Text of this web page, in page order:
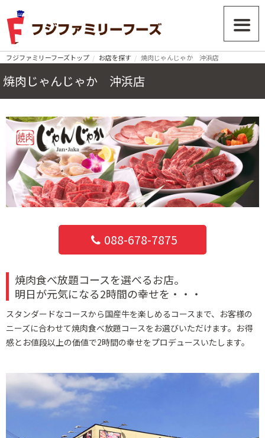
フジファミリーフーズトップ お店を探す 焼肉じゃんじゃか 沖浜店
焼肉じゃんじゃか 沖浜店
088-678-7875
焼肉食べ放題コースを選べるお店。
明日が元気になる2時間の幸せを・・・
スタンダードなコースから国産牛を楽しめるコースまで、お客様の
ニーズに合わせて焼肉食べ放題コースをお選びいただけます。お得
感とお値段以上の価値で2時間の幸せをプロデュースいたします。